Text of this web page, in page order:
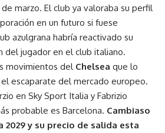
marzo. El club ya valoraba su perfil
en un futuro si fuese
azulgrana habría reactivado su
del jugador en el club italiano.
movimientos del Chelsea que lo
escaparate del mercado europeo.
en Sky Sport Italia y Fabrizio
probable es Barcelona. Cambiaso
y su precio de salida esta